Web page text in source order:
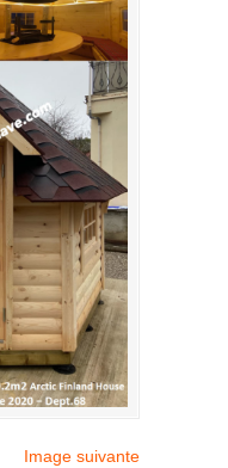
Image suivante